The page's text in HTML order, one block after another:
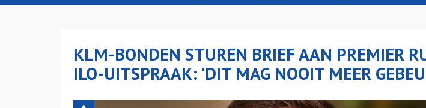
KLM-BONDEN STUREN BRIEF AAN PREMIER
ILO-UITSPRAAK: 'DIT MAG NOOIT MEER